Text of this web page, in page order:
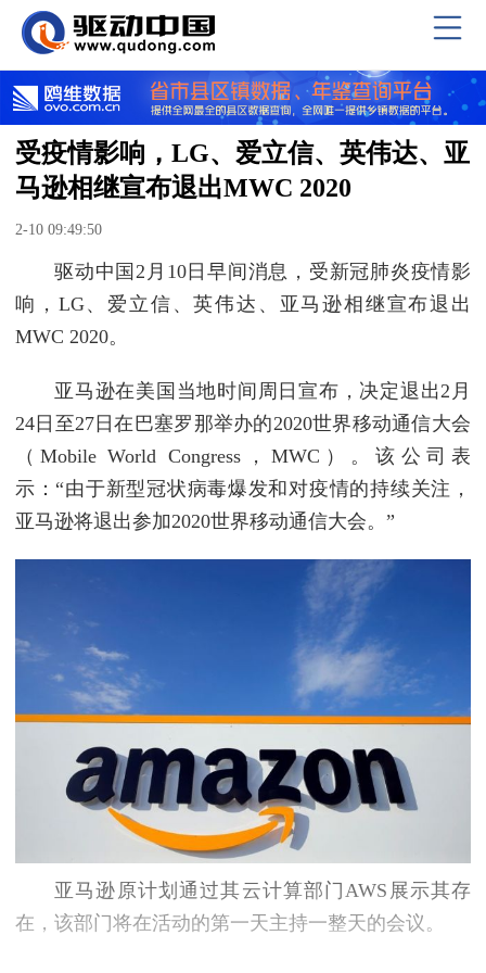
受疫情影响，LG、爱立信、英伟达、亚
马逊相继宣布退出MWC 2020
2-10 09:49:50
驱动中国2月10日早间消息，受新冠肺炎疫情影
响，LG、爱立信、英伟达、亚马逊相继宣布退出
MWC 2020。
亚马逊在美国当地时间周日宣布，决定退出2月
24日至27日在巴塞罗那举办的2020世界移动通信大会
（Mobile World Congress，MWC）。该公司表
示：“由于新型冠状病毒爆发和对疫情的持续关注，
亚马逊将退出参加2020世界移动通信大会。”
亚马逊原计划通过其云计算部门AWS展示其存
在，该部门将在活动的第一天主持一整天的会议。